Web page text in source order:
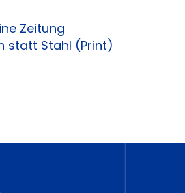
Zeitung
statt Stahl (Print)